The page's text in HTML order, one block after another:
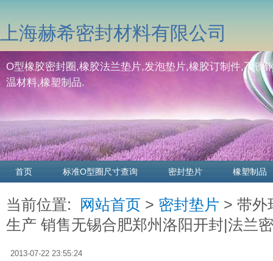
上海赫希密封材料有限公司
O型橡胶密封圈,橡胶法兰垫片,发泡垫片,橡胶订制件,不锈
温材料,橡塑制品.
首页 标准O型圈尺寸查询 密封垫片 橡塑制品
当前位置: 网站首页 > 密封垫片 > 带外
生产 销售无锡合肥郑州洛阳开封|法兰
2013-07-22 23:55:24